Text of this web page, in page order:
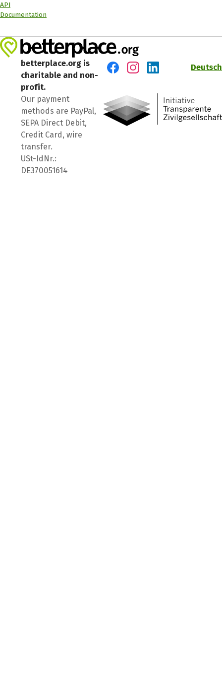
API
Documentation
betterplace.org is
charitable and non-
profit.
Our payment
methods are PayPal,
SEPA Direct Debit,
Credit Card, wire
transfer.
USt-IdNr.:
DE370051614
Deutsch